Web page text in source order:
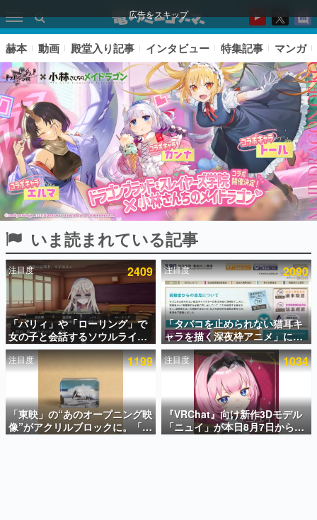
広告をスキップ
ピックアップ
電ファミのいま読まれている記事ランキング
アプリセール情報
インタビュー
連載・特集一覧
殿堂入り記事
SNS拡散数が数千以上！ ページビュー数万以上！ などな
ど。多くの人々に読まれた、電ファミ渾身の“殿堂入り”記
事をまとめました。
赫本 動画 殿堂入り記事 インタビュー 特集記事 マンガ
いま読まれている記事
注目度 2409
「パリィ」や「ローリング」で
女の子と会話するソウルライク
恋愛ゲーム『小早川さんはソウ
ルライク』無料公開。返事に失
敗すると「YOU DIED」
注目度 2090
「タバコを止められない猫耳キ
ャラを描く深夜枠アニメ」に視
聴者の一部から批判意見。違法
薬物の使用と思しき描写も含め
て、BPOが議論を交わす
注目度 1199
「東映」の“あのオープニング映
像”がアクリルブロックに。「東
映ヒストリカル グッズコレクシ
注目度 1034
『VRChat』向け新作3Dモデル
「ニュイ」が本日8月7日から
BOOTHにて発売。瞳に光る星